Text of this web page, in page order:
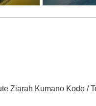
Ziarah Kumano Kodo /